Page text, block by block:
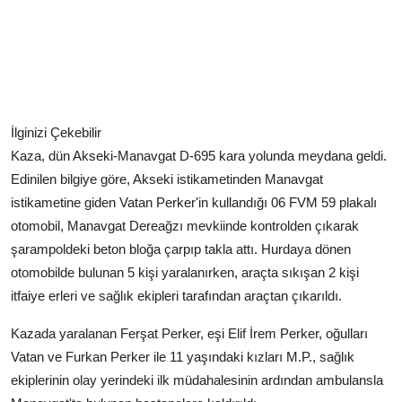
İlginizi Çekebilir
Kaza, dün Akseki-Manavgat D-695 kara yolunda meydana geldi.
Edinilen bilgiye göre, Akseki istikametinden Manavgat
istikametine giden Vatan Perker'in kullandığı 06 FVM 59 plakalı
otomobil, Manavgat Dereağzı mevkiinde kontrolden çıkarak
şarampoldeki beton bloğa çarpıp takla attı. Hurdaya dönen
otomobilde bulunan 5 kişi yaralanırken, araçta sıkışan 2 kişi
itfaiye erleri ve sağlık ekipleri tarafından araçtan çıkarıldı.
Kazada yaralanan Ferşat Perker, eşi Elif İrem Perker, oğulları
Vatan ve Furkan Perker ile 11 yaşındaki kızları M.P., sağlık
ekiplerinin olay yerindeki ilk müdahalesinin ardından ambulansla